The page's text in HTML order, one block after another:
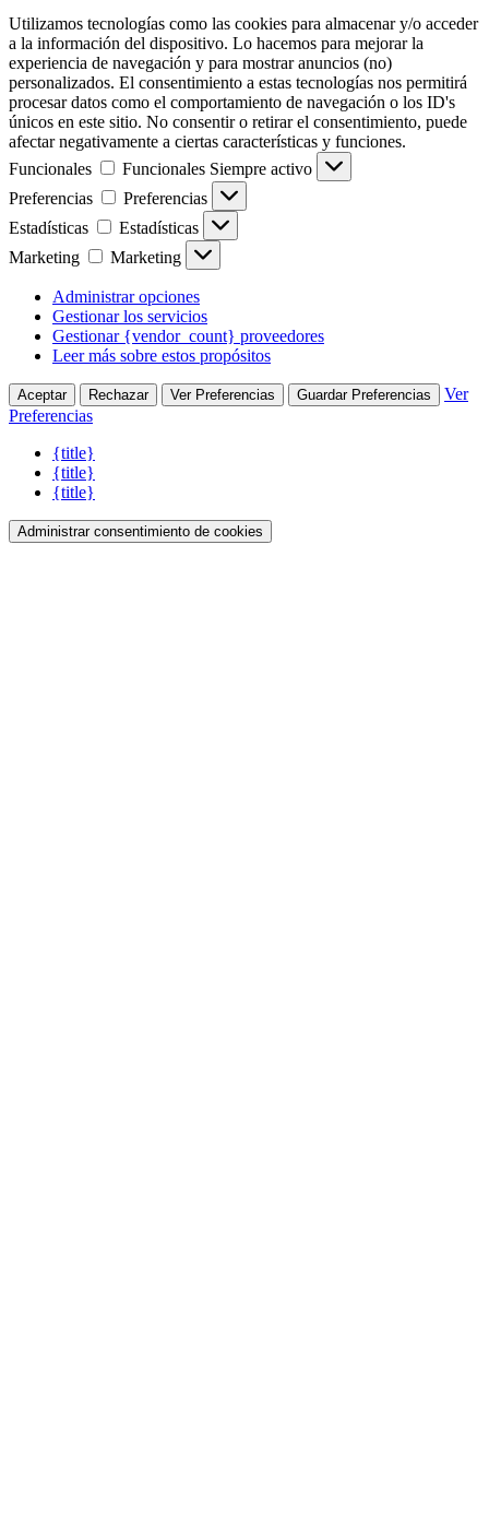
Utilizamos tecnologías como las cookies para almacenar y/o acceder
a la información del dispositivo. Lo hacemos para mejorar la
experiencia de navegación y para mostrar anuncios (no)
personalizados. El consentimiento a estas tecnologías nos permitirá
procesar datos como el comportamiento de navegación o los ID's
únicos en este sitio. No consentir o retirar el consentimiento, puede
afectar negativamente a ciertas características y funciones.
Funcionales
Funcionales Siempre activo
Preferencias
Preferencias
Estadísticas
Estadísticas
Marketing
Marketing
Administrar opciones
Gestionar los servicios
Gestionar {vendor_count} proveedores
Leer más sobre estos propósitos
Aceptar Rechazar Ver Preferencias Guardar Preferencias
Ver
Preferencias
{title}
{title}
{title}
Administrar consentimiento de cookies